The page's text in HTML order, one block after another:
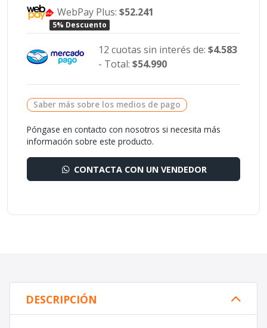
WebPay Plus:$52.241
5% Descuento
12 cuotas sin interés de: $4.583
- Total: $54.990
Saber más sobre los medios de pago
Póngase en contacto con nosotros si necesita más
información sobre este producto.
CONTACTA CON UN VENDEDOR
DESCRIPCIÓN